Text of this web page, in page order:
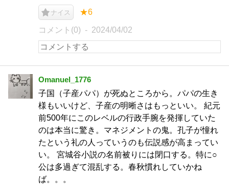
ナイス ★6
コメント(0) 2024/04/02
Omanuel_1776
子国（子産パパ）が死ぬところから。パパの生き
様もいいけど、子産の明晰さはもっといい。 紀元
前500年にこのレベルの行政手腕を発揮していた
のは本当に驚き。マネジメントの鬼。孔子が憧れ
たという礼の人っていうのも伝説感が高まってい
い。 宮城谷小説の名前被りには閉口する。特に○
公は多過ぎて混乱する。春秋慣れしていかね
ば。。。